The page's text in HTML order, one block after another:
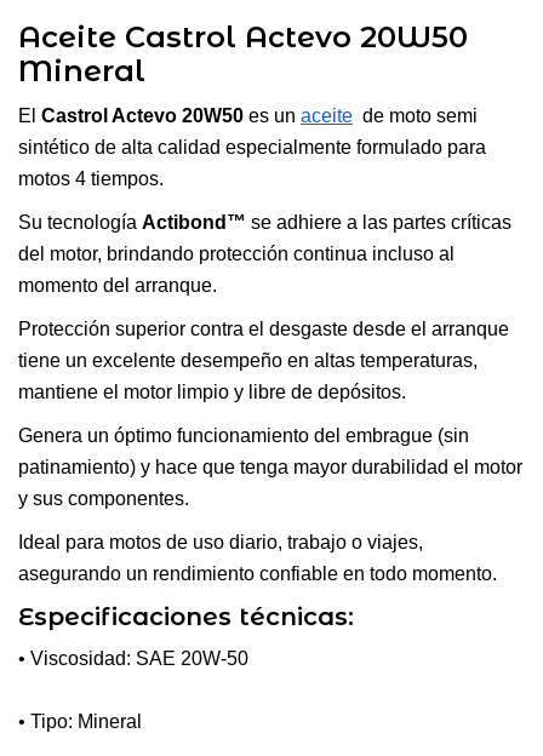
Aceite Castrol Actevo 20W50
Mineral
El Castrol Actevo 20W50 es un aceite de moto semi
sintético de alta calidad especialmente formulado para
motos 4 tiempos.
Su tecnología Actibond™ se adhiere a las partes críticas
del motor, brindando protección continua incluso al
momento del arranque.
Protección superior contra el desgaste desde el arranque
tiene un excelente desempeño en altas temperaturas,
mantiene el motor limpio y libre de depósitos.
Genera un óptimo funcionamiento del embrague (sin
patinamiento) y hace que tenga mayor durabilidad el motor
y sus componentes.
Ideal para motos de uso diario, trabajo o viajes,
asegurando un rendimiento confiable en todo momento.
Especificaciones técnicas:
• Viscosidad: SAE 20W-50
• Tipo: Mineral